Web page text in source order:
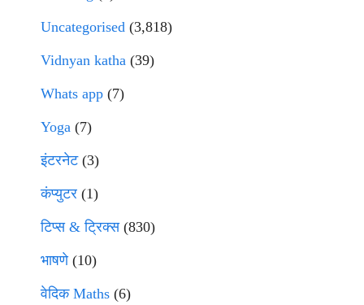
Uncategorised (3,818)
Vidnyan katha (39)
Whats app (7)
Yoga (7)
इंटरनेट(3)
कंप्युटर (1)
टिप्स & ट्रिक्स(830)
भाषणे(10)
वेदिक Maths (6)